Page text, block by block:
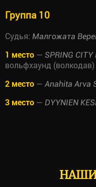
Группа 10
Судья: Малгожата
1 место — SPRING CITY
вольфхаунд (волкодав)
2 место — Anahita Arva
3 место — DYYNIEN